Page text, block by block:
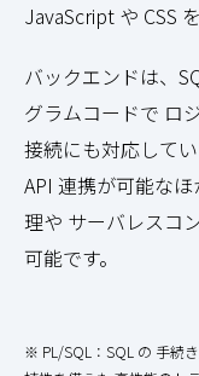
JavaScript や CSS
バックエンドは、
グラムコードで ロ
接続にも対応して
API 連携が可能な
理や サーバレスコ
可能です。
※ PL/SQL：SQL の 手続